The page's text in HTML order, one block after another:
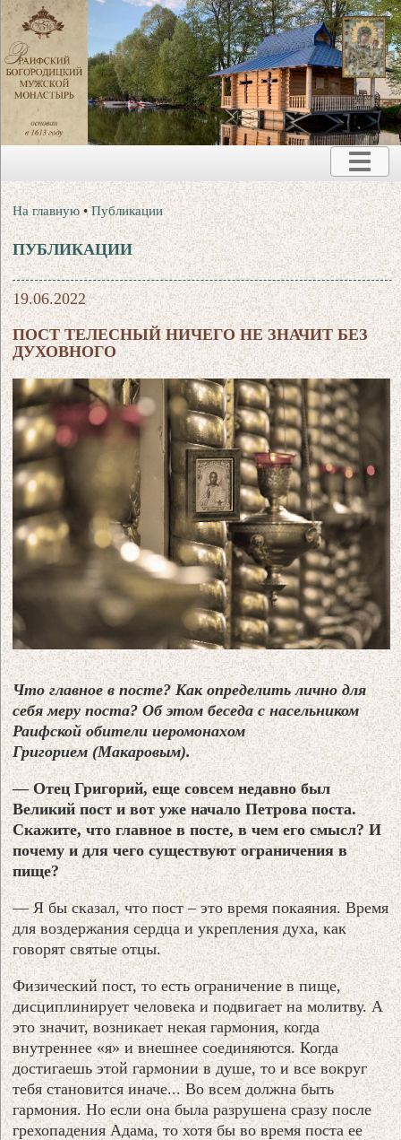
На главную •Публикации
ПУБЛИКАЦИИ
19.06.2022
ПОСТ ТЕЛЕСНЫЙ НИЧЕГО НЕ ЗНАЧИТ БЕЗ
ДУХОВНОГО
Что главное в посте? Как определить лично для
себя меру поста? Об этом беседа с насельником
Раифской обители иеромонахом
Григорием (Макаровым).
— Отец Григорий, еще совсем недавно был
Великий пост и вот уже начало Петрова поста.
Скажите, что главное в посте, в чем его смысл? И
почему и для чего существуют ограничения в
пище?
— Я бы сказал, что пост – это время покаяния. Время
для воздержания сердца и укрепления духа, как
говорят святые отцы.
Физический пост, то есть ограничение в пище,
дисциплинирует человека и подвигает на молитву. А
это значит, возникает некая гармония, когда
внутреннее «я» и внешнее соединяются. Когда
достигаешь этой гармонии в душе, то и все вокруг
тебя становится иначе... Во всем должна быть
гармония. Но если она была разрушена сразу после
грехопадения Адама, то хотя бы во время поста ее